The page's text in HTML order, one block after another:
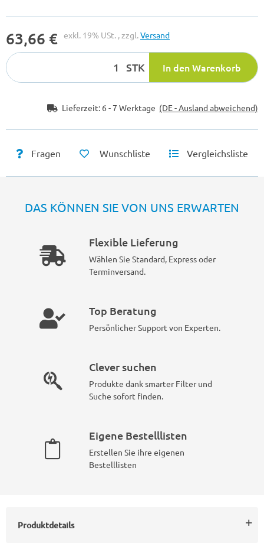
63,66 € exkl. 19% USt. , zzgl.Versand
STK In den Warenkorb
Lieferzeit: 6 - 7 Werktage (DE - Ausland abweichend)
Fragen Wunschliste Vergleichsliste
DAS KÖNNEN SIE VON UNS ERWARTEN
Flexible Lieferung
Wählen Sie Standard, Express oder
Terminversand.
Top Beratung
Persönlicher Support von Experten.
Clever suchen
Produkte dank smarter Filter und
Suche sofort finden.
Eigene Bestelllisten
Erstellen Sie ihre eigenen
Bestelllisten
Produktdetails